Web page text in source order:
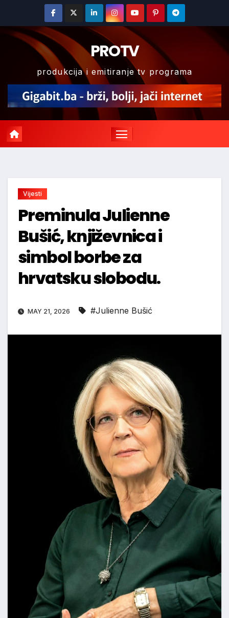
content
PROTV
produkcija i emitiranje tv programa
Vijesti
Preminula Julienne
Bušić, književnica i
simbol borbe za
hrvatsku slobodu.
MAY 21, 2026 #Julienne Bušić